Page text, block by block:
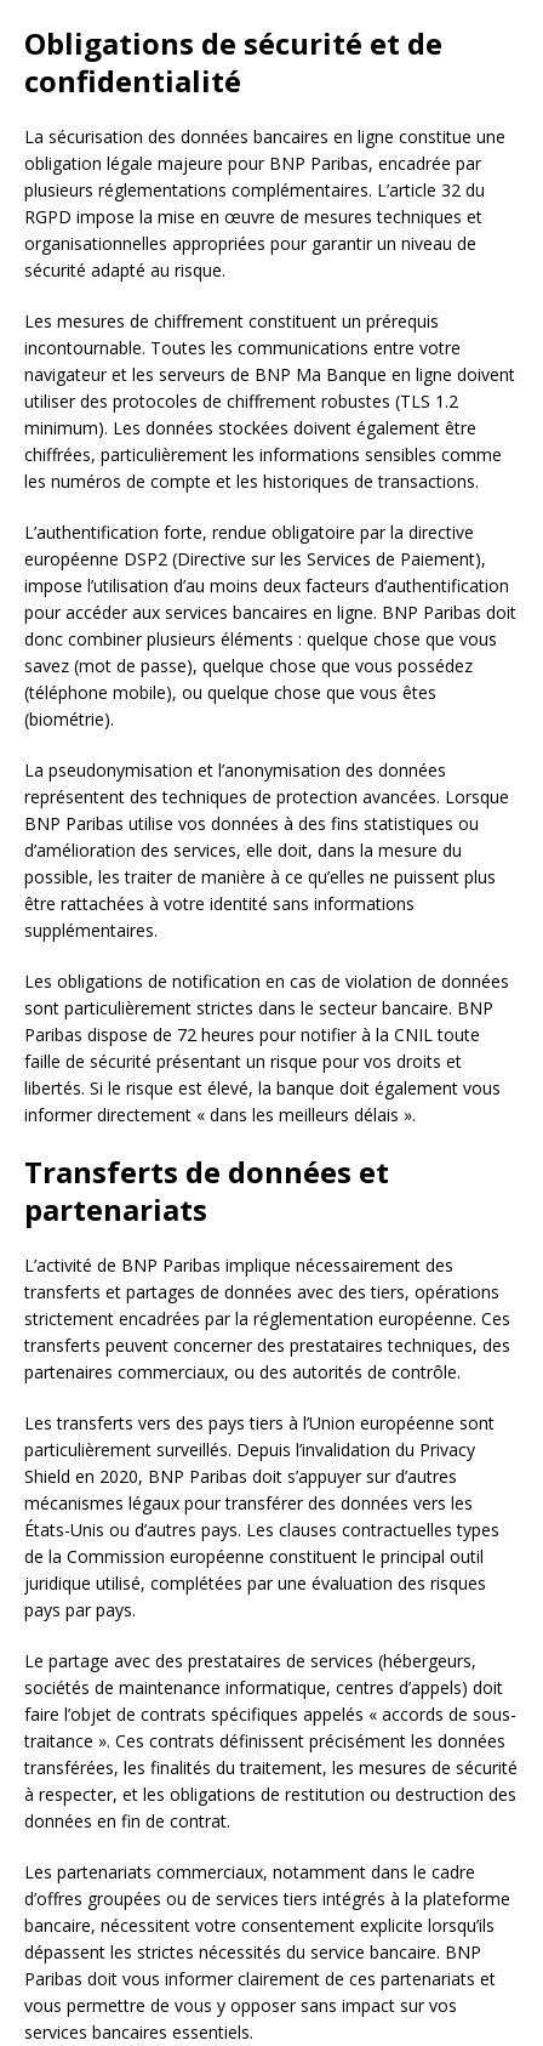
Obligations de sécurité et de
confidentialité
La sécurisation des données bancaires en ligne constitue une
obligation légale majeure pour BNP Paribas, encadrée par
plusieurs réglementations complémentaires. L’article 32 du
RGPD impose la mise en œuvre de mesures techniques et
organisationnelles appropriées pour garantir un niveau de
sécurité adapté au risque.
Les mesures de chiffrement constituent un prérequis
incontournable. Toutes les communications entre votre
navigateur et les serveurs de BNP Ma Banque en ligne doivent
utiliser des protocoles de chiffrement robustes (TLS 1.2
minimum). Les données stockées doivent également être
chiffrées, particulièrement les informations sensibles comme
les numéros de compte et les historiques de transactions.
L’authentification forte, rendue obligatoire par la directive
européenne DSP2 (Directive sur les Services de Paiement),
impose l’utilisation d’au moins deux facteurs d’authentification
pour accéder aux services bancaires en ligne. BNP Paribas doit
donc combiner plusieurs éléments : quelque chose que vous
savez (mot de passe), quelque chose que vous possédez
(téléphone mobile), ou quelque chose que vous êtes
(biométrie).
La pseudonymisation et l’anonymisation des données
représentent des techniques de protection avancées. Lorsque
BNP Paribas utilise vos données à des fins statistiques ou
d’amélioration des services, elle doit, dans la mesure du
possible, les traiter de manière à ce qu’elles ne puissent plus
être rattachées à votre identité sans informations
supplémentaires.
Les obligations de notification en cas de violation de données
sont particulièrement strictes dans le secteur bancaire. BNP
Paribas dispose de 72 heures pour notifier à la CNIL toute
faille de sécurité présentant un risque pour vos droits et
libertés. Si le risque est élevé, la banque doit également vous
informer directement « dans les meilleurs délais ».
Transferts de données et
partenariats
L’activité de BNP Paribas implique nécessairement des
transferts et partages de données avec des tiers, opérations
strictement encadrées par la réglementation européenne. Ces
transferts peuvent concerner des prestataires techniques, des
partenaires commerciaux, ou des autorités de contrôle.
Les transferts vers des pays tiers à l’Union européenne sont
particulièrement surveillés. Depuis l’invalidation du Privacy
Shield en 2020, BNP Paribas doit s’appuyer sur d’autres
mécanismes légaux pour transférer des données vers les
États-Unis ou d’autres pays. Les clauses contractuelles types
de la Commission européenne constituent le principal outil
juridique utilisé, complétées par une évaluation des risques
pays par pays.
Le partage avec des prestataires de services (hébergeurs,
sociétés de maintenance informatique, centres d’appels) doit
faire l’objet de contrats spécifiques appelés « accords de sous-
traitance ». Ces contrats définissent précisément les données
transférées, les finalités du traitement, les mesures de sécurité
à respecter, et les obligations de restitution ou destruction des
données en fin de contrat.
Les partenariats commerciaux, notamment dans le cadre
d’offres groupées ou de services tiers intégrés à la plateforme
bancaire, nécessitent votre consentement explicite lorsqu’ils
dépassent les strictes nécessités du service bancaire. BNP
Paribas doit vous informer clairement de ces partenariats et
vous permettre de vous y opposer sans impact sur vos
services bancaires essentiels.